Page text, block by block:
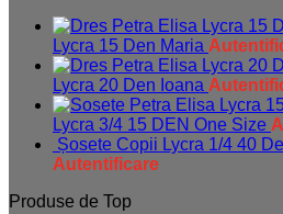
Lycra 15 Den Maria
Lycra 20 Den Ioana
Lycra 3/4 15 DEN One Size
Șosete Copii Lycra 1/4 40
Autentificare
Produse de Top